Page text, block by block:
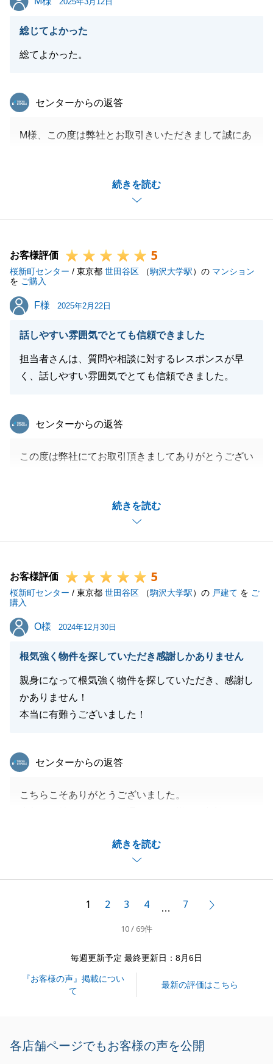
総じてよかった
総てよかった。
続きを読む
東急リバブル
センターからの返答
M様、この度は弊社とお取引きいただきまして誠にあ
にご相談くださいませ。
末永くお付き合いができれば幸いでございます。
引き続き宜しくお願いいたします。
閉じる
お客様評価 5
桜新町センター / 東京都 世田谷区 （駒沢大学駅）の マンション
を ご購入
F様
F様 2025年2月22日
話しやすい雰囲気でとても信頼できました
担当者さんは、質問や相談に対するレスポンスが早
く、話しやすい雰囲気でとても信頼できました。
続きを読む
東急リバブル
センターからの返答
この度は弊社にてお取引頂きましてありがとうござい
件を見つけて差し上げたいと思えるご家族様で、お手
伝いをしててとても楽しくさせて頂きました。
今後何かありましたら、お客様ご自身のことでもご友
この度はありがとうございました。
お客様評価 5
桜新町センター / 東京都 世田谷区 （駒沢大学駅）の 戸建て を ご
購入
O様
O様 2024年12月30日
根気強く物件を探していただき感謝しかありません
親身になって根気強く物件を探していただき、感謝し
かありません！
本当に有難うございました！
続きを読む
東急リバブル
センターからの返答
こちらこそありがとうございました。
是非今後とも、宜しくお願い申し上げます。
1 2 3 4 … 7
10 / 69件
毎週更新予定 最終更新日：8月6日
『お客様の声』掲載につい
て
最新の評価はこちら
各店舗ページでもお客様の声を公開